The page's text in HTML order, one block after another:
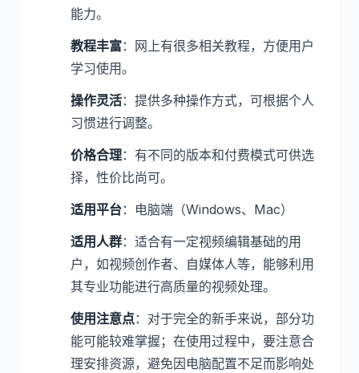
能力。
教程丰富：网上有很多相关教程，方便用户
学习使用。
操作灵活：提供多种操作方式，可根据个人
习惯进行调整。
价格合理：有不同的版本和付费模式可供选
择，性价比尚可。
适用平台：电脑端（Windows、Mac）
适用人群：适合有一定视频编辑基础的用
户，如视频创作者、自媒体人等，能够利用
其专业功能进行高质量的视频处理。
使用注意点：对于完全的新手来说，部分功
能可能较难掌握；在使用过程中，要注意合
理安排资源，避免因电脑配置不足而影响处